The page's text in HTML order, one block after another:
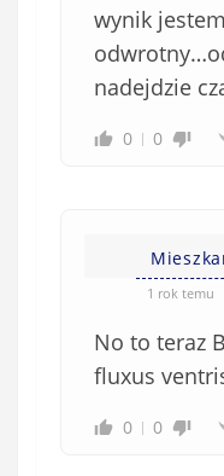
wynik
nadejdzie
0 0
1 rok temu
No to teraz
fluxus
0 0